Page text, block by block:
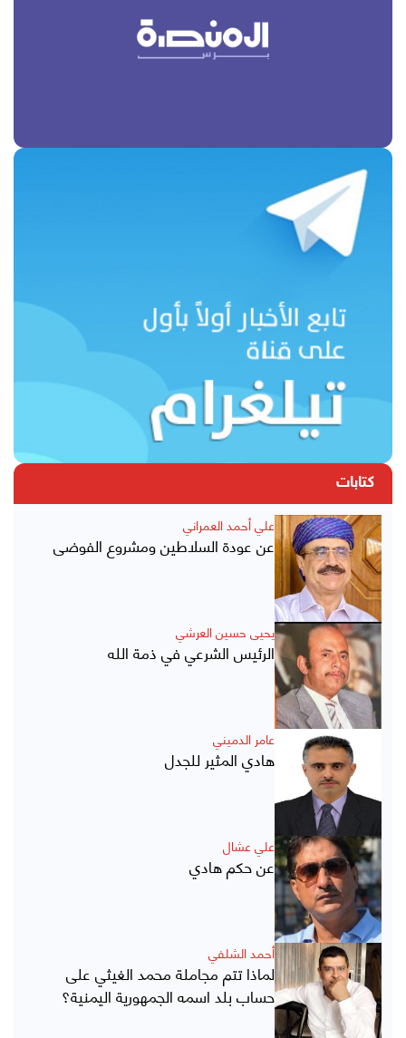
كتابات
علي أحمد العمراني
عن عودة السلاطين ومشروع الفوضى
يحيى حسين العرشي
الرئيس الشرعي في ذمة الله
عامر الدميني
هادي المثير للجدل
علي عشال
عن حكم هادي
أحمد الشلفي
لماذا تتم مجاملة محمد الغيثي على
حساب بلد اسمه الجمهورية اليمنية؟